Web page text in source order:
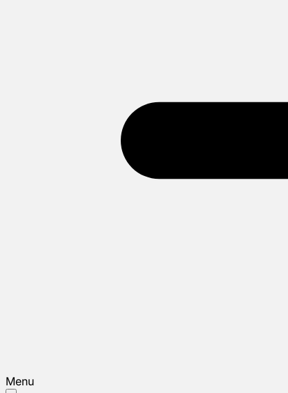
Menu